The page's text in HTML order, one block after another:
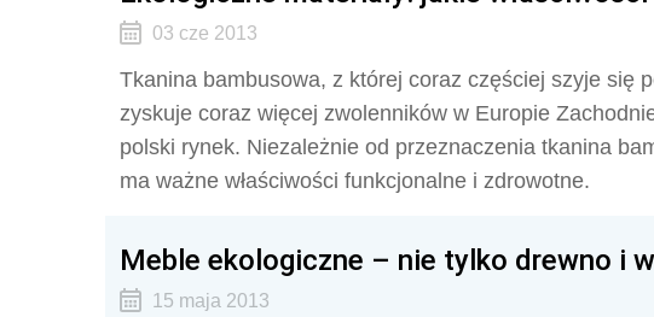
03 cze 2013
Tkanina bambusowa, z której coraz częściej szyje się
zyskuje coraz więcej zwolenników w Europie
polski rynek. Niezależnie od przeznaczenia tkanina
ma ważne właściwości funkcjonalne i zdrowotne.
Meble ekologiczne – nie tylko drewno i
15 maja 2013